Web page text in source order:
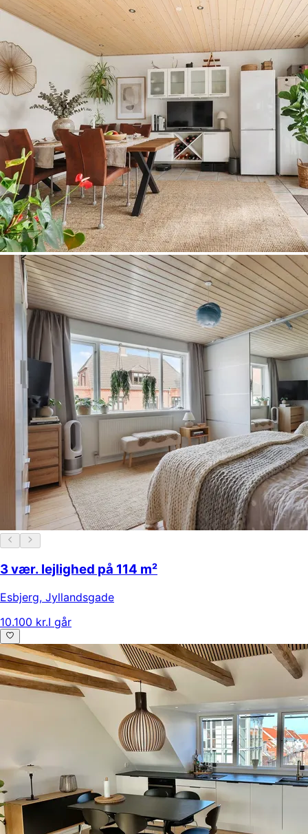
3 vær. lejlighed på 114 m²
Esbjerg, Jyllandsgade
10.100 kr.I går